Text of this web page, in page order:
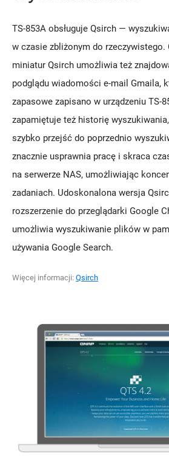
TS-853A obsługuje Qsirch —
w czasie zbliżonym do rzeczywistego.
miniatur Qsirch umożliwia też
podglądu wiadomości e-mail Gmaila,
zapasowe zapisano w urządzeniu TS-
zapamiętuje też historię
szybko przejść do poprzednio
znacznie usprawnia pracę i skraca
na serwerze NAS, umożliwiając
zadaniach. Udoskonalona wersja
rozszerzenie do przeglądarki Google
umożliwia wyszukiwanie plików w
używania Google Search.
Więcej informacji: Qsirch